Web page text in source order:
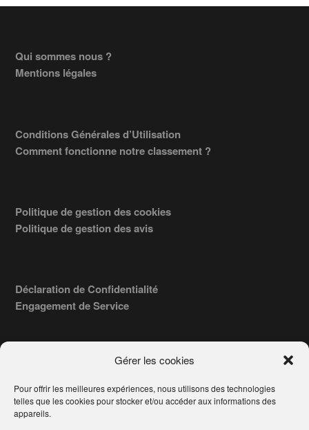
Gérer les cookies
Pour offrir les meilleures expériences, nous utilisons des technologies
telles que les cookies pour stocker et/ou accéder aux informations des
appareils.
Footer
Qui sommes nous ?
Mentions légales
Conditions Générales d’Utilisation
Comment fonctionne notre classement ?
Politique de gestion des cookies
Politique de gestion des avis
Déclaration de Confidentialité
Engagement de Service
COPYRIGHT © 2026 · TROUVERVOTREAVOCAT.COM, ÉDITÉ PAR
LA SOCIÉTÉAWATECH- 91, RUE DU FAUBOURG ST HONORÉ